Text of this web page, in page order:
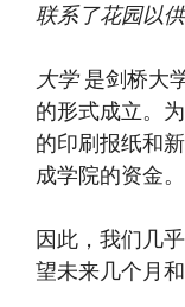
联系了花园以供
大学是剑桥大
的形式成立。
的印刷报纸和
成学院的资金。
因此，我们几
望未来几个月和